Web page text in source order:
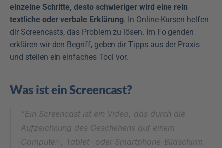
einzelne Schritte, desto schwieriger wird eine rein
textliche oder verbale Erklärung. In Online-Kursen helfen
dir Screencasts, das Problem zu lösen. Im Folgenden
erklären wir den Begriff, geben dir Tipps aus der Praxis
und stellen ein einfaches Tool vor.
Was ist ein Screencast?
“Ein Screencast ist ein Video, das durch die
Aufzeichnung des Geschehens auf einem
Computer-, Tablet- oder Smartphone-Bildschirm